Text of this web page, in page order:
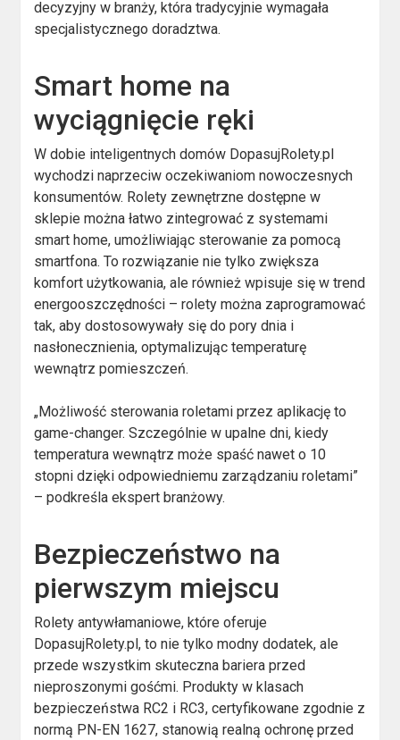
decyzyjny w branży, która tradycyjnie wymagała
specjalistycznego doradztwa.
Smart home na
wyciągnięcie ręki
W dobie inteligentnych domów DopasujRolety.pl
wychodzi naprzeciw oczekiwaniom nowoczesnych
konsumentów. Rolety zewnętrzne dostępne w
sklepie można łatwo zintegrować z systemami
smart home, umożliwiając sterowanie za pomocą
smartfona. To rozwiązanie nie tylko zwiększa
komfort użytkowania, ale również wpisuje się w trend
energooszczędności – rolety można zaprogramować
tak, aby dostosowywały się do pory dnia i
nasłonecznienia, optymalizując temperaturę
wewnątrz pomieszczeń.
„Możliwość sterowania roletami przez aplikację to
game-changer. Szczególnie w upalne dni, kiedy
temperatura wewnątrz może spaść nawet o 10
stopni dzięki odpowiedniemu zarządzaniu roletami”
– podkreśla ekspert branżowy.
Bezpieczeństwo na
pierwszym miejscu
Rolety antywłamaniowe, które oferuje
DopasujRolety.pl, to nie tylko modny dodatek, ale
przede wszystkim skuteczna bariera przed
nieproszonymi gośćmi. Produkty w klasach
bezpieczeństwa RC2 i RC3, certyfikowane zgodnie z
normą PN-EN 1627, stanowią realną ochronę przed